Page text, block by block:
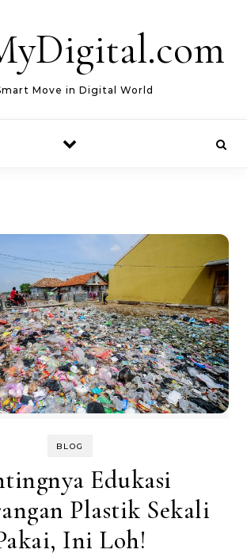
Move in Digital World
BLOG
Edukasi
Plastik Sekali
Ini Loh!